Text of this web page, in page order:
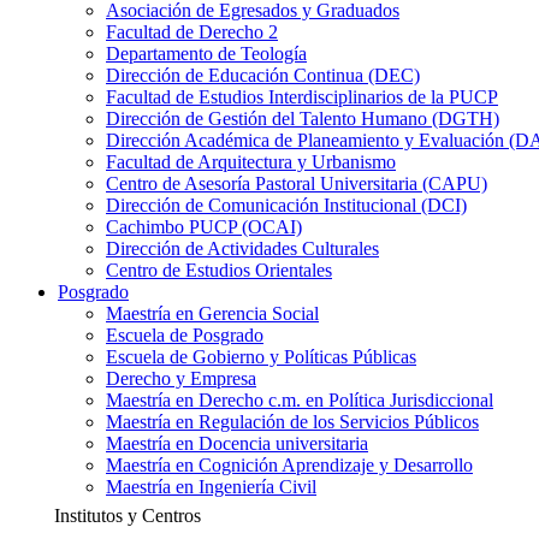
Asociación de Egresados y Graduados
Facultad de Derecho 2
Departamento de Teología
Dirección de Educación Continua (DEC)
Facultad de Estudios Interdisciplinarios de la PUCP
Dirección de Gestión del Talento Humano (DGTH)
Dirección Académica de Planeamiento y Evaluación
Facultad de Arquitectura y Urbanismo
Centro de Asesoría Pastoral Universitaria (CAPU)
Dirección de Comunicación Institucional (DCI)
Cachimbo PUCP (OCAI)
Dirección de Actividades Culturales
Centro de Estudios Orientales
Posgrado
Maestría en Gerencia Social
Escuela de Posgrado
Escuela de Gobierno y Políticas Públicas
Derecho y Empresa
Maestría en Derecho c.m. en Política Jurisdiccional
Maestría en Regulación de los Servicios Públicos
Maestría en Docencia universitaria
Maestría en Cognición Aprendizaje y Desarrollo
Maestría en Ingeniería Civil
Institutos y Centros